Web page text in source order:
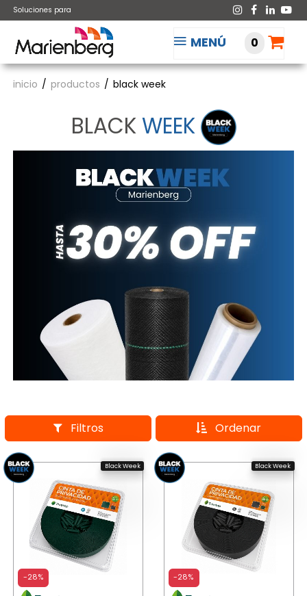
Soluciones para
MENÚ 0
inicio productos black week
BLACKWEEK
Filtros Ordenar
-28%
Black Week
-28%
Black Week